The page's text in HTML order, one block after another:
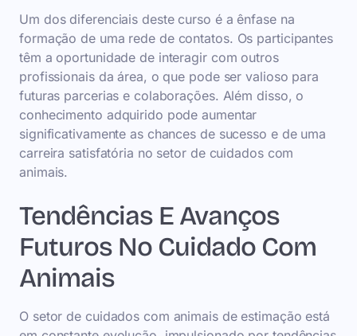
Um dos diferenciais deste curso é a ênfase na
formação de uma rede de contatos. Os participantes
têm a oportunidade de interagir com outros
profissionais da área, o que pode ser valioso para
futuras parcerias e colaborações. Além disso, o
conhecimento adquirido pode aumentar
significativamente as chances de sucesso e de uma
carreira satisfatória no setor de cuidados com
animais.
Tendências E Avanços
Futuros No Cuidado Com
Animais
O setor de cuidados com animais de estimação está